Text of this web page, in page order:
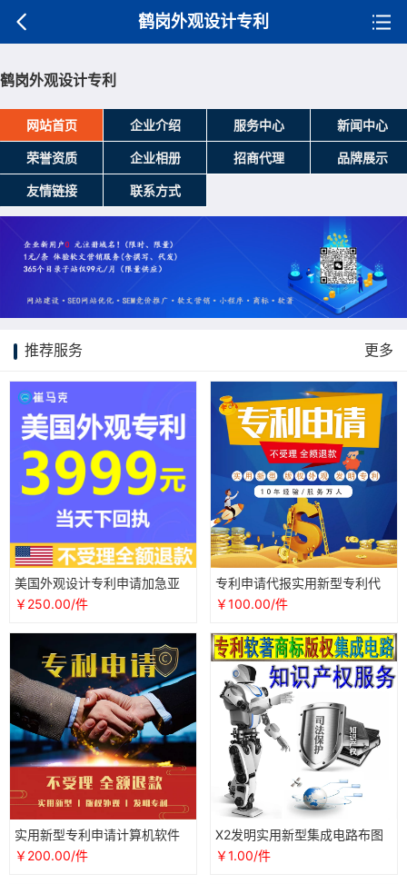
鹤岗外观设计专利
鹤岗外观设计专利
网站首页 企业介绍 服务中心 新闻中心
荣誉资质 企业相册 招商代理 品牌展示
友情链接 联系方式
推荐服务 更多
美国外观设计专利申请加急亚
马逊电商平台产品外观国际设
￥250.00/件
专利申请代报实用新型专利代
理外观设计专利撰写转让发明
￥100.00/件
实用新型专利申请计算机软件
著作权加急外观设计专利发明
￥200.00/件
X2发明实用新型集成电路布图
外观设计专利申请知识产权服
￥1.00/件